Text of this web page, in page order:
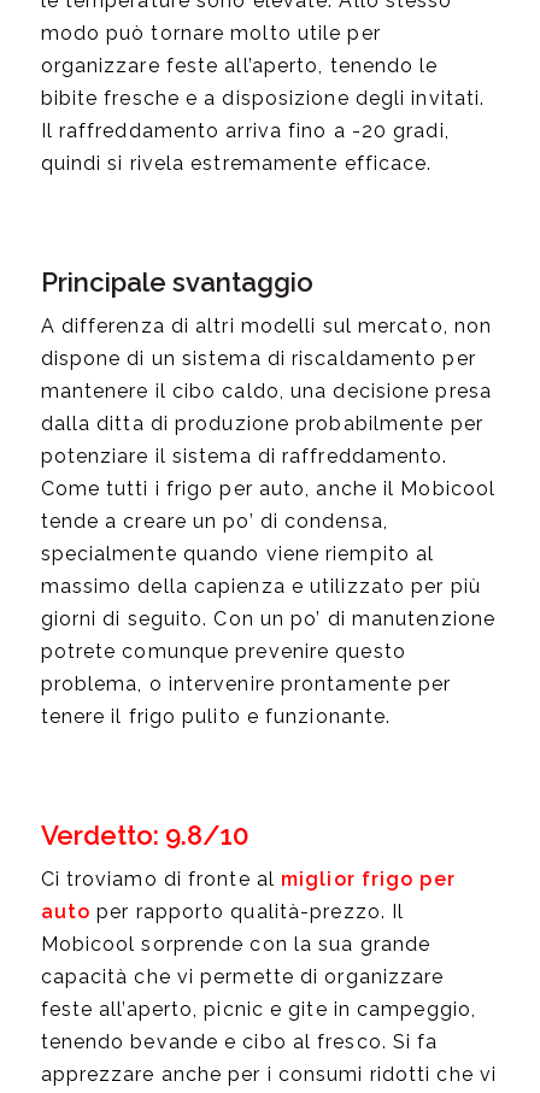
modo può tornare molto utile per
organizzare feste all’aperto, tenendo le
bibite fresche e a disposizione degli invitati.
Il raffreddamento arriva fino a -20 gradi,
quindi si rivela estremamente efficace.
Principale svantaggio
A differenza di altri modelli sul mercato, non
dispone di un sistema di riscaldamento per
mantenere il cibo caldo, una decisione presa
dalla ditta di produzione probabilmente per
potenziare il sistema di raffreddamento.
Come tutti i frigo per auto, anche il Mobicool
tende a creare un po’ di condensa,
specialmente quando viene riempito al
massimo della capienza e utilizzato per più
giorni di seguito. Con un po’ di manutenzione
potrete comunque prevenire questo
problema, o intervenire prontamente per
tenere il frigo pulito e funzionante.
Verdetto: 9.8/10
Ci troviamo di fronte al miglior frigo per
auto per rapporto qualità-prezzo. Il
Mobicool sorprende con la sua grande
capacità che vi permette di organizzare
feste all’aperto, picnic e gite in campeggio,
tenendo bevande e cibo al fresco. Si fa
apprezzare anche per i consumi ridotti che vi